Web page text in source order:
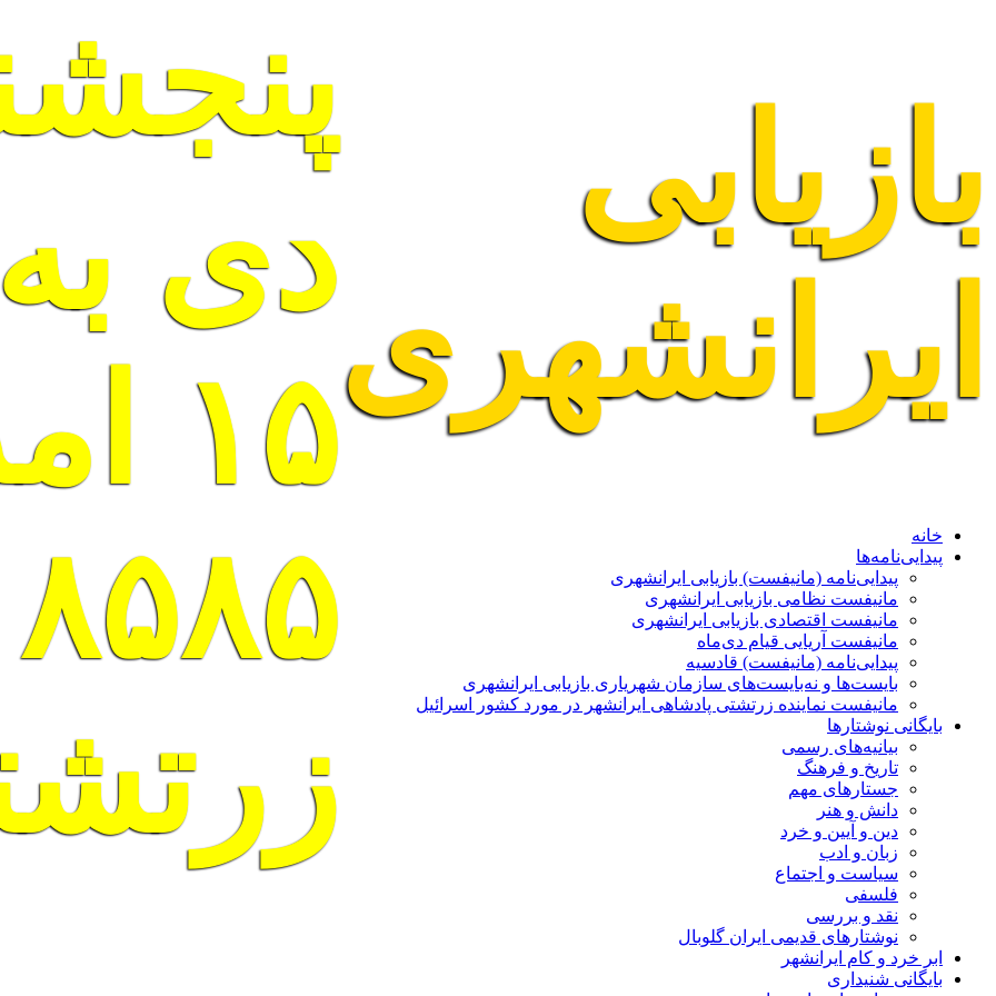
بازیابی
ایرانشهری
دی
۸۵۸۵
خانه
پیدایی‌نامه‌ها
پيدایی‌نامه (مانيفست) بازیابی ایرانشهری
مانیفست نظامی بازیابی ایرانشهری
مانیفست اقتصادی بازیابی ایرانشهری
مانیفست آریایی قیام دی‌ماه
پیدایی‌نامه (مانیفست) قادسیه
بایست‌ها و نه‌بایست‌های سازمان شهریاری بازیابی ایرانشهری
مانیفست نماینده زرتشتی پادشاهی ایرانشهر در مورد کشور اسرائیل
بایگانی نوشتارها
بیانیه‌های رسمی
تاریخ و فرهنگ
جستارهای مهم
دانش و هنر
دین و آیین و خرد
زبان و ادب
سیاست و اجتماع
فلسفی
نقد و بررسی
نوشتارهای قدیمی ایران گلوبال
ابر خرد و کام ایرانشهر
بایگانی شنيداری